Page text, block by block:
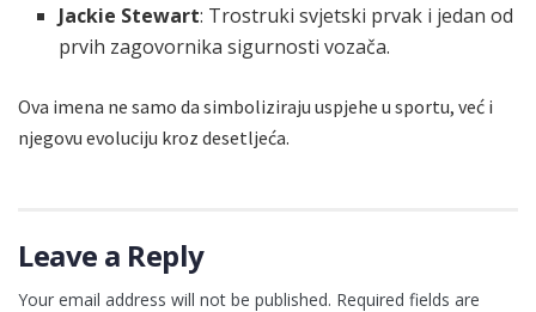
Jackie Stewart: Trostruki svjetski prvak i jedan od
prvih zagovornika sigurnosti vozača.
Ova imena ne samo da simboliziraju uspjehe u sportu, već i
njegovu evoluciju kroz desetljeća.
Leave a Reply
Your email address will not be published. Required fields are